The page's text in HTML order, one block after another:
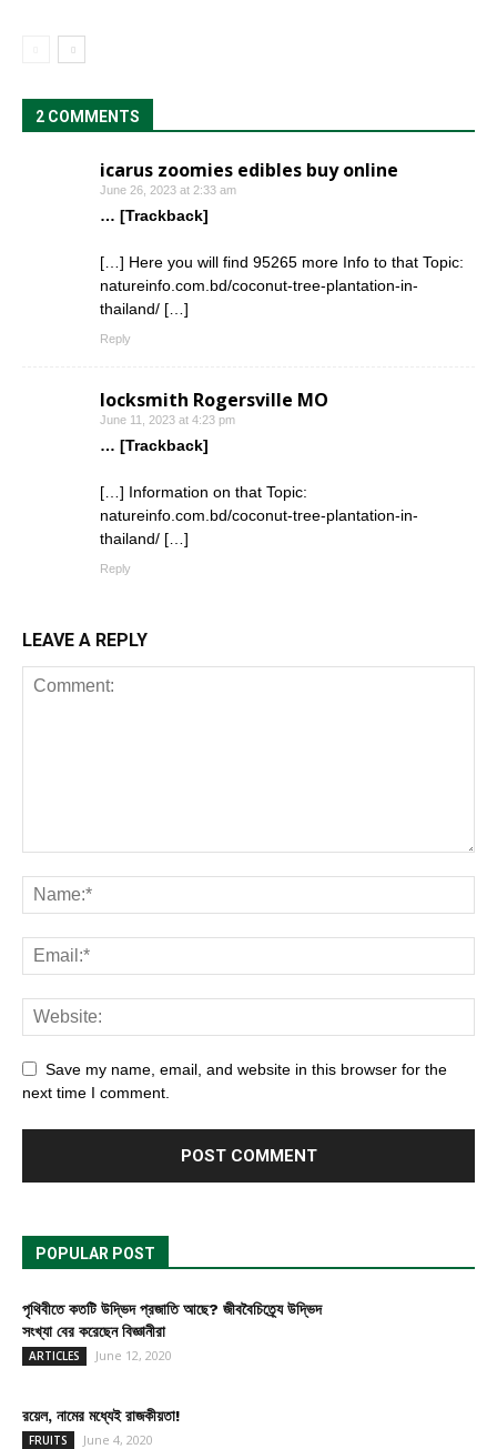
2 COMMENTS
icarus zoomies edibles buy online
June 26, 2023 at 2:33 am
… [Trackback]
[…] Here you will find 95265 more Info to that Topic:
natureinfo.com.bd/coconut-tree-plantation-in-
thailand/ […]
Reply
locksmith Rogersville MO
June 11, 2023 at 4:23 pm
… [Trackback]
[…] Information on that Topic:
natureinfo.com.bd/coconut-tree-plantation-in-
thailand/ […]
Reply
LEAVE A REPLY
Save my name, email, and website in this browser for the
next time I comment.
POPULAR POST
পৃথিবীতে কতটি উদ্ভিদ প্রজাতি আছে? জীববৈচিত্র্যে উদ্ভিদ
সংখ্যা বের করেছেন বিজ্ঞানীরা
ARTICLES June 12, 2020
রয়েল, নামের মধ্যেই রাজকীয়তা!
FRUITS June 4, 2020